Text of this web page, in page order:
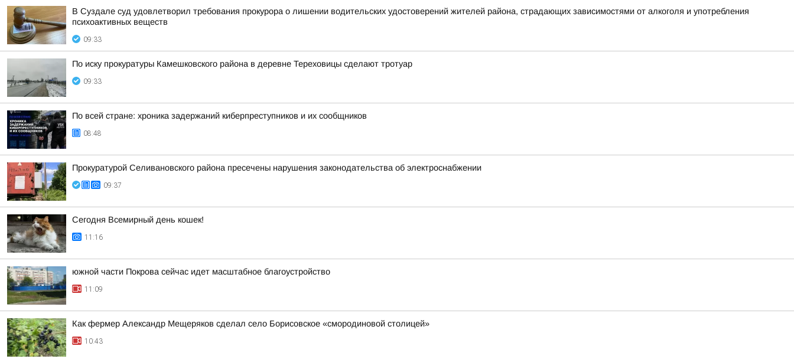
В Суздале суд удовлетворил требования прокурора о лишении водительских удостоверений жителей района, страдающих зависимостями от алкоголя и употребления
психоактивных веществ
09:33
По иску прокуратуры Камешковского района в деревне Тереховицы сделают тротуар
09:33
По всей стране: хроника задержаний киберпреступников и их сообщников
08:48
Прокуратурой Селивановского района пресечены нарушения законодательства об электроснабжении
09:37
Сегодня Всемирный день кошек!
11:16
южной части Покрова сейчас идет масштабное благоустройство
11:09
Как фермер Александр Мещеряков сделал село Борисовское «смородиновой столицей»
10:43